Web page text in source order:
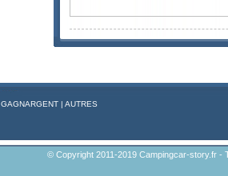
GAGNARGENT| AUTRES
© Copyright 2011-2019 Campingcar-story.fr -